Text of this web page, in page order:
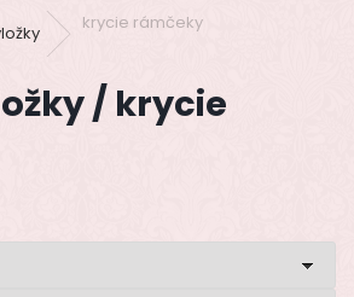
krycie rámčeky
/ krycie